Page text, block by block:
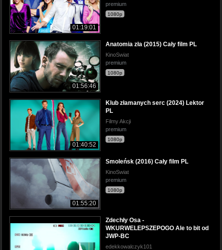
01:19:01
premium
1080p
01:56:46
Anatomia zła (2015) Cały film PL
KinoSwiat
premium
1080p
01:40:52
Klub złamanych serc (2024) Lektor
PL
Filmy Akcji
premium
1080p
01:55:20
Smoleńsk (2016) Cały film PL
KinoSwiat
premium
1080p
Zdechły Osa -
WKURWELEPSZEPOGO Ale to bit od
JWP-BC
edekkowalczyk101